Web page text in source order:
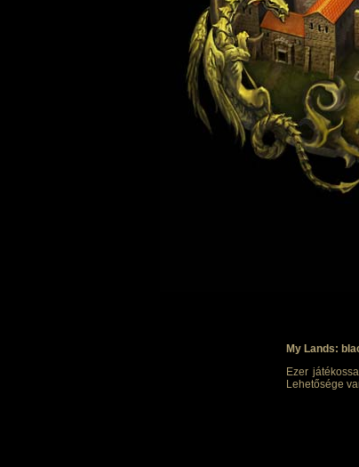
My Lands:
Ezer
Lehetősége